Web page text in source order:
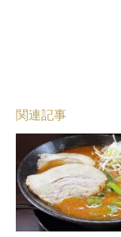
関連記事